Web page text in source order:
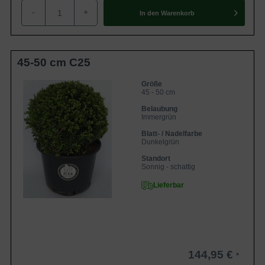
als auch im schattigen Stand ansprechend entwickeln. Es
gilt allerdings einen Aspekt zu berücksichtigen. Ein
'Dark Green' Kugel faktisch vermieden werden. In Bezug
auf Windfestigkeit, Robustheit und Winterhärte lassen die
Ilex-Kugeln keine Wünsche offen.
Allgemeine Informationen zum Ilex Crenata / zur
Japanischen Hülse
Die Ilex crenata 'Dark Green' Kugel / Buchsblättrige
Japanische Hülse 'Dark Green' Kugel ist ursprünglich in
der Bonsai-Züchtung gedient, denn das feine Blattwerk
- + In den Warenkorb
45-50 cm C25
Größe
45 - 50 cm
Belaubung
Immergrün
Blatt- / Nadelfarbe
Dunkelgrün
Standort
Sonnig - schattig
Lieferbar
144,95 €